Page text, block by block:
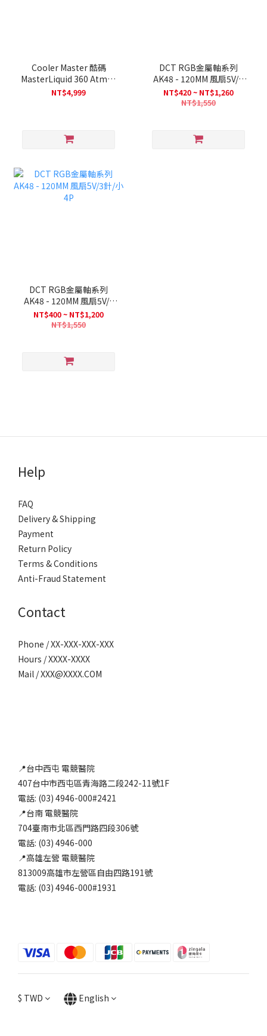
Cooler Master 酷碼
MasterLiquid 360 Atmos
ARGB WHITE
NT$4,999
DCT RGB金屬軸系列
AK48 - 120MM 風扇5V/3
針/小4P 白
NT$420 ~ NT$1,260
NT$1,550
DCT RGB金屬軸系列
AK48 - 120MM 風扇5V/3
針/小4P
NT$400 ~ NT$1,200
NT$1,550
Help
FAQ
Delivery & Shipping
Payment
Return Policy
Terms & Conditions
Anti-Fraud Statement
Contact
Phone / XX-XXX-XXX-XXX
Hours / XXXX-XXXX
Mail / XXX@XXXX.COM
📍台中西屯 電競醫院
407台中市西屯區青海路二段242-11號1F
電話: (03) 4946-000#2421
📍台南 電競醫院
704臺南市北區西門路四段306號
電話: (03) 4946-000
📍高雄左營 電競醫院
813009高雄市左營區自由四路191號
電話: (03) 4946-000#1931
$ TWD English